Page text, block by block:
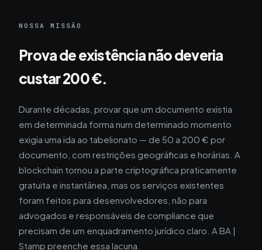
NOSSA MISSÃO
Prova de existência não deveria
custar 200 €.
Durante décadas, provar que um documento existia
em determinada forma num determinado momento
exigia uma ida ao tabelionato — de 50 a 200 € por
documento, com restrições geográficas e horárias. A
blockchain tornou a parte criptográfica praticamente
gratuita e instantânea, mas os serviços existentes
foram feitos para desenvolvedores, não para
advogados e responsáveis de compliance que
precisam de um enquadramento jurídico claro. A BA |
Stamp preenche essa lacuna.